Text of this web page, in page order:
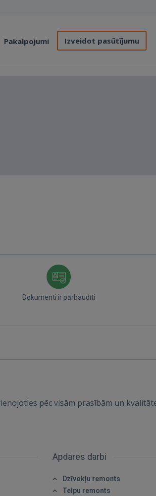
Pakalpojumi Izveidot pasūtījumu
Dokumenti ir pārbaudīti
pēc visām prasībām un
Apdares darbi
Dzīvokļu remonts
Telpu remonts